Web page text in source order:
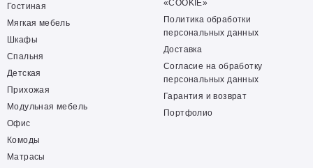
Гостиная
Мягкая мебель
Шкафы
Спальня
Детская
Прихожая
Модульная мебель
Офис
Комоды
Матрасы
«COOKIE»
Политика обработки
персональных данных
Доставка
Согласие на обработку
персональных данных
Гарантия и возврат
Портфолио